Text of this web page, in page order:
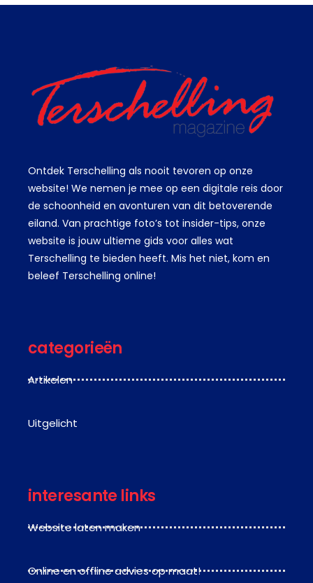
Ontdek Terschelling als nooit tevoren op onze
website! We nemen je mee op een digitale reis door
de schoonheid en avonturen van dit betoverende
eiland. Van prachtige foto’s tot insider-tips, onze
website is jouw ultieme gids voor alles wat
Terschelling te bieden heeft. Mis het niet, kom en
beleef Terschelling online!
categorieën
Artikelen
Uitgelicht
interesante links
Website laten maken
Online en offline advies op maat!